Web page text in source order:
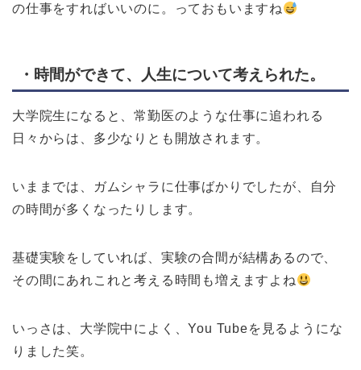
の仕事をすればいいのに。っておもいますね
・時間ができて、人生について考えられた。
大学院生になると、常勤医のような仕事に追われる
日々からは、多少なりとも開放されます。
いままでは、ガムシャラに仕事ばかりでしたが、自分
の時間が多くなったりします。
基礎実験をしていれば、実験の合間が結構あるので、
その間にあれこれと考える時間も増えますよね
いっさは、大学院中によく、You Tubeを見るようにな
りました笑。